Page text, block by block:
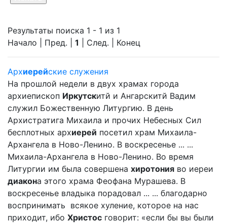
Результаты поиска 1 - 1 из 1
Начало | Пред. | 1 | След. | Конец
Архиерейские служения
На прошлой недели в двух храмах города
архиепископ Иркутскитй и Ангарскитй Вадим
служил Божественную Литургию. В день
Архистратига Михаила и прочих Небесных Сил
бесплотных архиерей посетил храм Михаила-
Архангела в Ново-Ленино. В воскресенье ... ...
Михаила-Архангела в Ново-Ленино. Во время
Литургии им была совершена хиротония во иереи
диакона этого храма Феофана Мурашева. В
воскресенье владыка порадовал ... ... благодарно
воспринимать всякое хуление, которое на нас
приходит, ибо Христос говорит: «если бы вы были